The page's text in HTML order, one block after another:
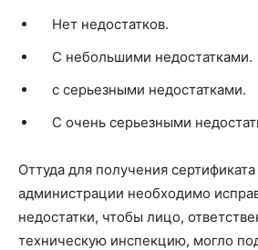
Нет недостатков.
С небольшими недостатками.
с серьезными недостатками.
С очень серьезными
Оттуда для получения
администрации необходимо
недостатки, чтобы лицо,
техническую инспекцию, могло